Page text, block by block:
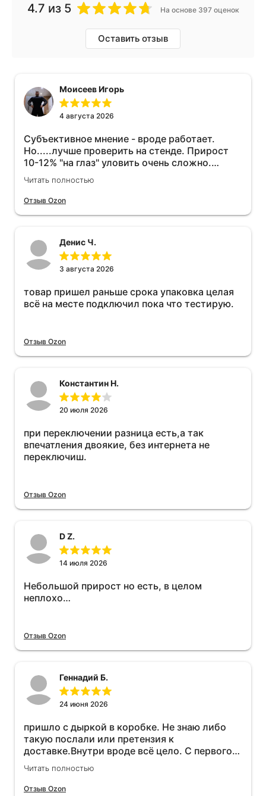
4.7 из 5 На основе 397 оценок
Оставить отзыв
Моисеев Игорь
4 августа 2026
Субъективное мнение - вроде работает.
Но.....лучше проверить на стенде. Прирост
10-12% "на глаз" уловить очень сложно.
Покатаюсь, потом отключу и посмотрю, что
будет 😁.
Читать полностью
Отзыв Ozon
Денис Ч.
3 августа 2026
товар пришел раньше срока упаковка целая
всё на месте подключил пока что тестирую.
Отзыв Ozon
Константин Н.
20 июля 2026
при переключении разница есть,а так
впечатления двоякие, без интернета не
переключиш.
Отзыв Ozon
D Z.
14 июля 2026
Небольшой прирост но есть, в целом
неплохо…
Отзыв Ozon
Геннадий Б.
24 июня 2026
пришло с дыркой в коробке. Не знаю либо
такую послали или претензия к
доставке.Внутри вроде всё цело. С первого
раза установить не получается не знаю
может интернет дурит. Четыре звёзды за
упаковку с дыркой.Как опробую дополню
Читать полностью
Отзыв Ozon